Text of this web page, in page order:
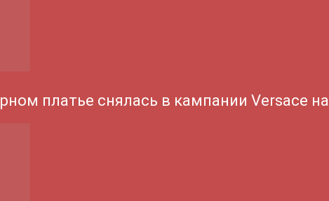
платье снялась в кампании Versace